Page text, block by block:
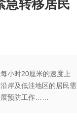
急转移居民
小时20厘米的速度上
岸及低洼地区的居民需
展预防工作……